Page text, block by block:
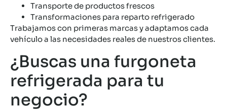
Transporte de productos frescos
Transformaciones para reparto refrigerado
Trabajamos con primeras marcas y adaptamos cada
vehículo a las necesidades reales de nuestros clientes.
¿Buscas una furgoneta
refrigerada para tu
negocio?